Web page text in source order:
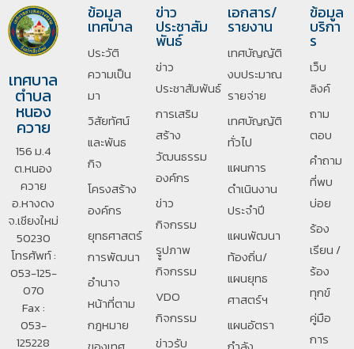
เทศบาล
ตำบล
หนอง
ควาย
156 ม.4
ต.หนอง
ควาย
อ.หางดง
จ.เชียงใหม่
50230
โทรศัพท์ :
053-125-
070
Fax :
053-
125228
ข้อมูล
เทศบาล
ประวัติ
ความเป็น
มา
วิสัยทัศน์
และพันธ
กิจ
โครงสร้าง
องค์กร
ยุทธศาสตร์
การพัฒนา
อํานาจ
หน้าที่ตาม
กฎหมาย
ข่าว
ประชาสัม
พันธ์
ข่าว
ประชาสัมพันธ์
การเสริม
สร้าง
วัฒนธรรม
องค์กร
ข่าว
กิจกรรม
รููปภาพ
กิจกรรม
VDO
กิจกรรม
ข่าวรับ
เอกสาร/
รายงาน
เทศบัญญัติ
งบประมาณ
รายจ่าย
เทศบัญญัติ
ทั่วไป
แผนการ
ดำเนินงาน
ประจำปี
แผนพัฒนา
ท้องถิ่น/
แผนยุทธ
ศาสตร์ฯ
แผนอัตรา
ข้อมูล
บริกา
ร
เว็บ
ลิงค์
ถาม
ตอบ
คำถาม
ที่พบ
บ่อย
ร้อง
เรียน /
ร้อง
ทุกข์
คู่มือ
การ